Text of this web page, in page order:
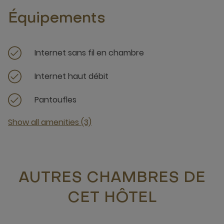
Équipements
Internet sans fil en chambre
Internet haut débit
Pantoufles
Show all amenities (3)
AUTRES CHAMBRES DE
CET HÔTEL